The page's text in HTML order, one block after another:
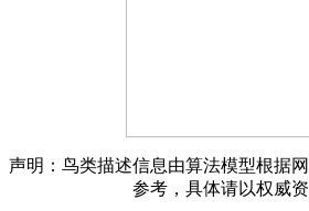
声明：鸟类描述信息由算法模型根据
参考，具体请以权威